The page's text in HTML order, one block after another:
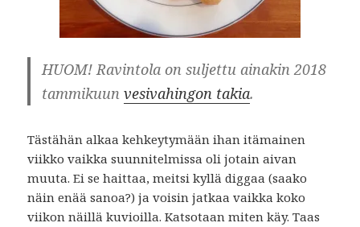
HUOM! Ravintola on suljettu ainakin 2018
tammikuunvesivahingon takia.
Tästähän alkaa kehkeytymään ihan itämainen
viikko vaikka suunnitelmissa oli jotain aivan
muuta. Ei se haittaa, meitsi kyllä diggaa (saako
näin enää sanoa?) ja voisin jatkaa vaikka koko
viikon näillä kuvioilla. Katsotaan miten käy. Taas